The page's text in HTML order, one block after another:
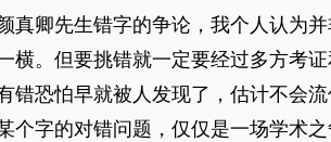
卿先生错字的争论，我个人认为并
一横。但要挑错就一定要经过多方考
错恐怕早就被人发现了，估计不会流
字的对错问题，仅仅是一场学术之